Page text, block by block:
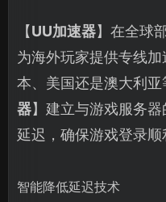
【UU加速器】在全球
为海外玩家提供专线
本、美国还是澳大利
器】建立与游戏服务
延迟，确保游戏登录顺
智能降低延迟技术